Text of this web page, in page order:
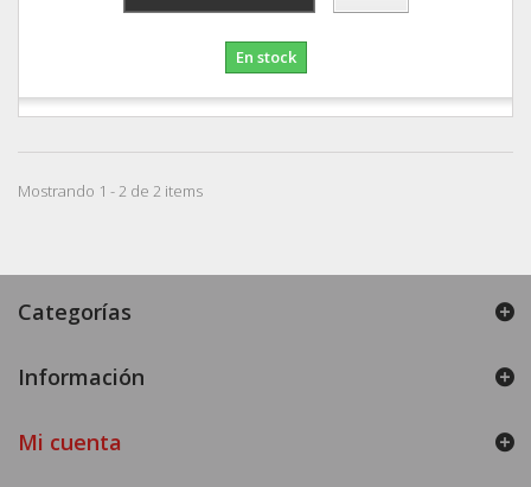
En stock
Mostrando 1 - 2 de 2 items
Categorías
Información
Mi cuenta